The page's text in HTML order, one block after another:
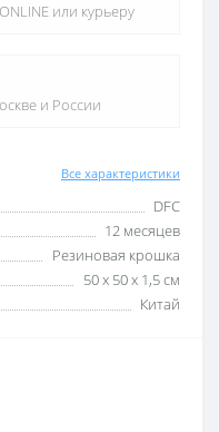
Все характеристики
DFC
12 месяцев
Резиновая крошка
50 x 50 x 1,5 см
Китай
или курьеру
и России